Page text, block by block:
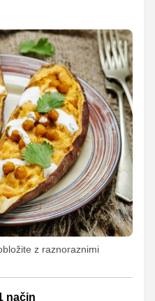
z raznoraznimi
način